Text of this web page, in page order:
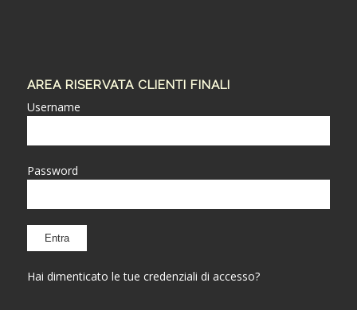
AREA RISERVATA CLIENTI FINALI
Username
Password
Hai dimenticato le tue credenziali di accesso?